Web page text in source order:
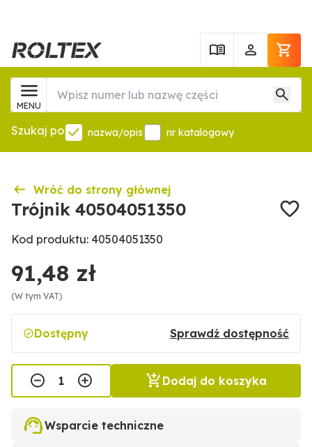
MENU
Szukaj po nazwa/opis nr katalogowy
Wróć do strony głównej
Trójnik 40504051350
Kod produktu: 40504051350
91,48 zł
(W tym VAT)
Dostępny Sprawdź dostępność
Dodaj do koszyka
Wsparcie techniczne